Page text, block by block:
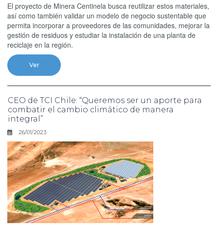
El proyecto de Minera Centinela busca reutilizar estos materiales,
así como también validar un modelo de negocio sustentable que
permita incorporar a proveedores de las comunidades, mejorar la
gestión de residuos y estudiar la instalación de una planta de
reciclaje en la región.
Ver
CEO de TCI Chile: “Queremos ser un aporte para
combatir el cambio climático de manera
integral”
26/01/2023